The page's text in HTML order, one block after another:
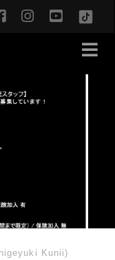
facebookinstagram
Kunii)